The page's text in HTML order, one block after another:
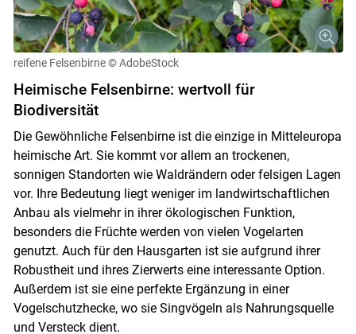
reifene Felsenbirne © AdobeStock
Heimische Felsenbirne: wertvoll für
Biodiversität
Die Gewöhnliche Felsenbirne ist die einzige in Mitteleuropa
heimische Art. Sie kommt vor allem an trockenen,
sonnigen Standorten wie Waldrändern oder felsigen Lagen
vor. Ihre Bedeutung liegt weniger im landwirtschaftlichen
Anbau als vielmehr in ihrer ökologischen Funktion,
besonders die Früchte werden von vielen Vogelarten
genutzt. Auch für den Hausgarten ist sie aufgrund ihrer
Robustheit und ihres Zierwerts eine interessante Option.
Außerdem ist sie eine perfekte Ergänzung in einer
Vogelschutzhecke, wo sie Singvögeln als Nahrungsquelle
und Versteck dient.